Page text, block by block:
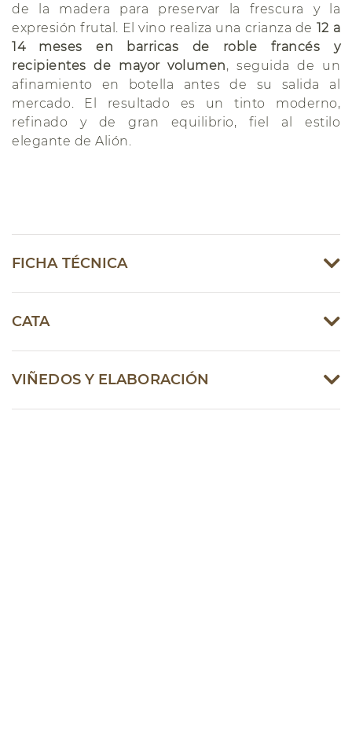
de la madera para preservar la frescura y la
expresión frutal. El vino realiza una crianza de 12 a
14 meses en barricas de roble francés y
recipientes de mayor volumen, seguida de un
afinamiento en botella antes de su salida al
mercado. El resultado es un tinto moderno,
refinado y de gran equilibrio, fiel al estilo
elegante de Alión.
FICHA TÉCNICA
CATA
VIÑEDOS Y ELABORACIÓN